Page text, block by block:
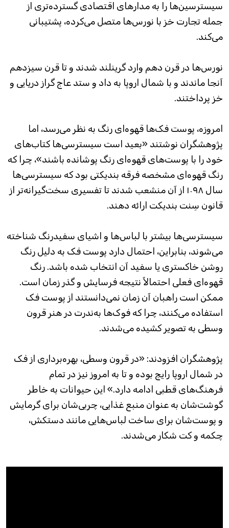
سیسترسین‌ها را به مدارهای اقتصادی گسترده‌تری از
جمله تجارت خز با نورس‌ها متصل می‌کرده، پشتیبانی
می‌کند.
نورس‌ها در قرن دهم وارد گرینلند شدند و تا قرن سیزدهم
آنجا ماندند و با شمال اروپا به داد و ستد عاج گراز دریایی و
خز پرداختند.
امروزه، پوست فک‌ها قهوه‌ای رنگ به نظر می‌رسد، اما
پژوهشگران نوشتند «بعید است سیسترسی‌ها کتاب‌های
خود را با پوست‌های قهوه‌ای رنگ پوشانده باشند»، چرا که
رنگ قهوه‌ای مشخصه فرقه بندیکتی بود که سیسترسی‌ها
سال ۱۰۹۸ از آن منشعب شدند تا تفسیری سخت‌گیرانه‌تر از
قانون سِنت بندیکت ارائه دهند.
سیسترسی‌ها بیشتر با لباس‌ها و اشیای سفیدرنگ شناخته
می‌شوند، بنابراین، احتمال دارد پوست فک به دلیل رنگ
روشن خاکستری یا سفید آن انتخاب شده باشد. رنگ
قهوه‌ای فعلی احتمالاً نتیجه فرسایش و گذر زمان است.
ممکن است راهبان آن زمان نمی‌دانستند از پوست فک
استفاده می‌کنند، چرا که فوک‌ها به‌ندرت در هنر قرون
وسطی به تصویر کشیده می‌شدند.
پژوهشگران افزودند: «در قرون وسطی، بهره‌برداری از فک
در شمال اروپا رایج بوده و تا به امروز نیز در تمام
فرهنگ‌های قطبی ادامه دارد.» این حیوانات به خاطر
گوشت‌شان به عنوان منبع غذایی، چربی‌شان برای گرمایش
و پوست‌شان برای ساخت لباس‌هایی مانند دستکش،
چکمه و کت شکار می‌شدند.